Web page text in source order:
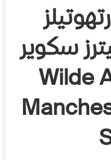
سكوير
–